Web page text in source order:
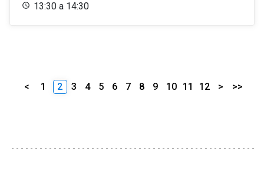
13:30 a 14:30
< 1 2 3 4 5 6 7 8 9 10 11 12 > >>